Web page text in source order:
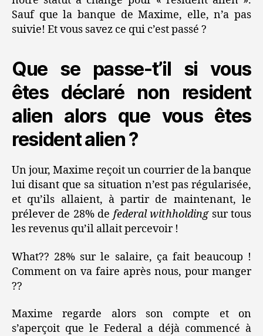
Sauf que la banque de Maxime, elle, n’a pas
suivie! Et vous savez ce qui c’est passé ?
Que se passe-t’il si vous
êtes déclaré non resident
alien alors que vous êtes
resident alien ?
Un jour, Maxime reçoit un courrier de la banque
lui disant que sa situation n’est pas régularisée,
et qu’ils allaient, à partir de maintenant, le
prélever de 28% de federal withholdingsur tous
les revenus qu’il allait percevoir !
What?? 28% sur le salaire, ça fait beaucoup !
Comment on va faire après nous, pour manger
??
Maxime regarde alors son compte et on
s’aperçoit que le Federal a déjà commencé à